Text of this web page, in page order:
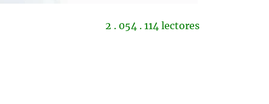
2 . 054 . 114 lectores